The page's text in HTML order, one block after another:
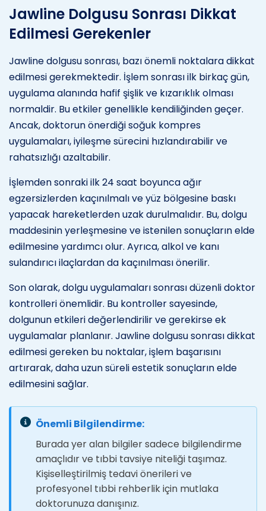
Jawline Dolgusu Sonrası Dikkat
Edilmesi Gerekenler
Jawline dolgusu sonrası, bazı önemli noktalara dikkat
edilmesi gerekmektedir. İşlem sonrası ilk birkaç gün,
uygulama alanında hafif şişlik ve kızarıklık olması
normaldir. Bu etkiler genellikle kendiliğinden geçer.
Ancak, doktorun önerdiği soğuk kompres
uygulamaları, iyileşme sürecini hızlandırabilir ve
rahatsızlığı azaltabilir.
İşlemden sonraki ilk 24 saat boyunca ağır
egzersizlerden kaçınılmalı ve yüz bölgesine baskı
yapacak hareketlerden uzak durulmalıdır. Bu, dolgu
maddesinin yerleşmesine ve istenilen sonuçların elde
edilmesine yardımcı olur. Ayrıca, alkol ve kanı
sulandırıcı ilaçlardan da kaçınılması önerilir.
Son olarak, dolgu uygulamaları sonrası düzenli doktor
kontrolleri önemlidir. Bu kontroller sayesinde,
dolgunun etkileri değerlendirilir ve gerekirse ek
uygulamalar planlanır. Jawline dolgusu sonrası dikkat
edilmesi gereken bu noktalar, işlem başarısını
artırarak, daha uzun süreli estetik sonuçların elde
edilmesini sağlar.
Önemli Bilgilendirme:
Burada yer alan bilgiler sadece bilgilendirme
amaçlıdır ve tıbbi tavsiye niteliği taşımaz.
Kişiselleştirilmiş tedavi önerileri ve
profesyonel tıbbi rehberlik için mutlaka
doktorunuza danışınız.